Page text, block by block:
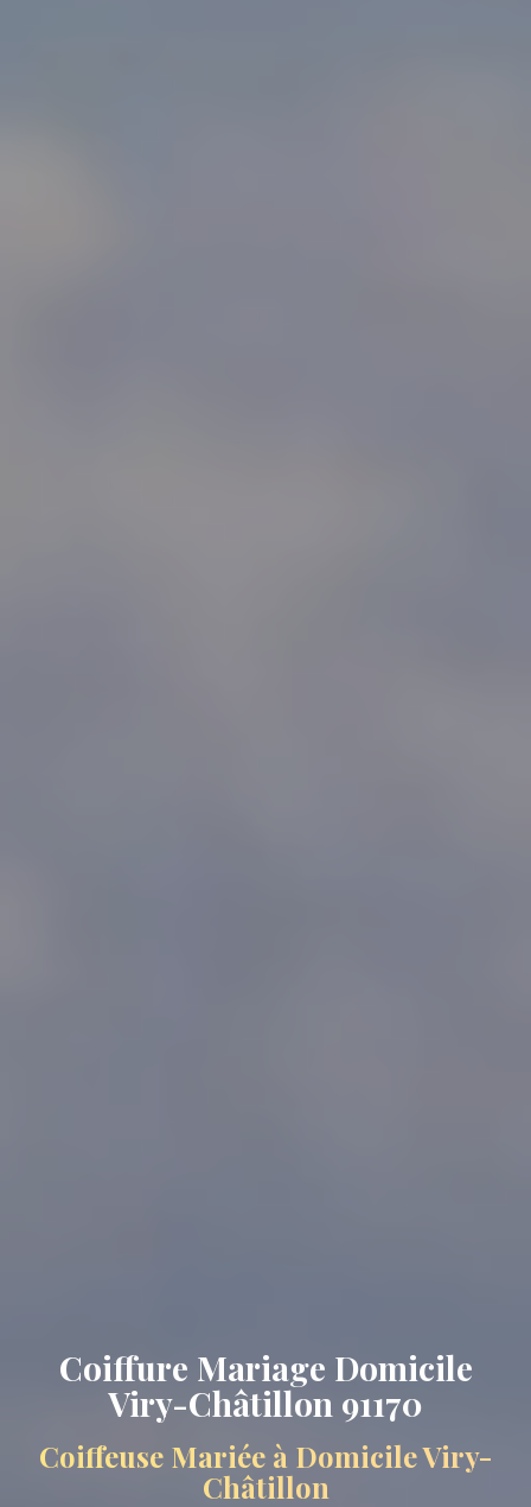
Coiffure Mariage Domicile
Viry-Châtillon 91170
Coiffeuse Mariée à Domicile Viry-
Châtillon